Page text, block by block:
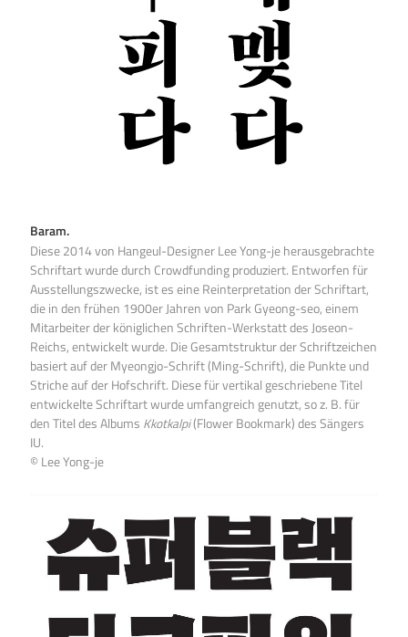
Baram.
Diese 2014 von Hangeul-Designer Lee Yong-je herausgebrachte
Schriftart wurde durch Crowdfunding produziert. Entworfen für
Ausstellungszwecke, ist es eine Reinterpretation der Schriftart,
die in den frühen 1900er Jahren von Park Gyeong-seo, einem
Mitarbeiter der königlichen Schriften-Werkstatt des Joseon-
Reichs, entwickelt wurde. Die Gesamtstruktur der Schriftzeichen
basiert auf der Myeongjo-Schrift (Ming-Schrift), die Punkte und
Striche auf der Hofschrift. Diese für vertikal geschriebene Titel
entwickelte Schriftart wurde umfangreich genutzt, so z. B. für
den Titel des Albums Kkotkalpi(Flower Bookmark) des Sängers
IU.
© Lee Yong-je